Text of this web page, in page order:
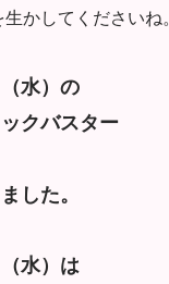
かしてくださいね。
水）の
クバスター
した。
水）は